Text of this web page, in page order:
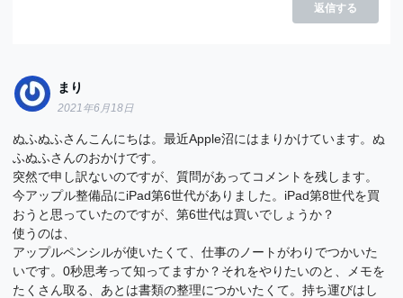
返信する
まり
2021年6月18日
ぬふぬふさんこんにちは。最近Apple沼にはまりかけています。ぬ
ふぬふさんのおかけです。
突然で申し訳ないのですが、質問があってコメントを残します。
今アップル整備品にiPad第6世代がありました。iPad第8世代を買
おうと思っていたのですが、第6世代は買いでしょうか？
使うのは、
アップルペンシルが使いたくて、仕事のノートがわりでつかいた
いです。0秒思考って知ってますか？それをやりたいのと、メモを
たくさん取る、あとは書類の整理につかいたくて。持ち運びはし